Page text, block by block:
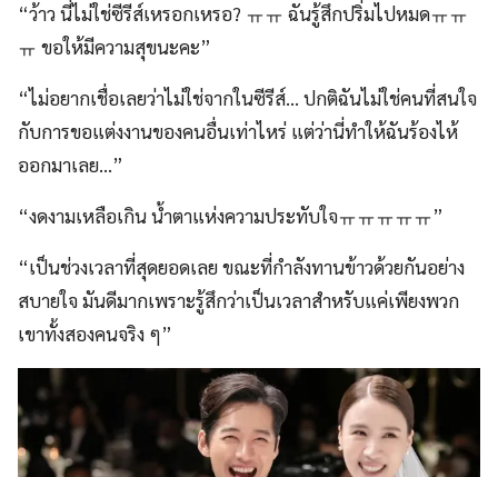
“ว้าว นี่ไม่ใช่ซีรีส์เหรอกเหรอ? ㅠㅠ ฉันรู้สึกปริ่มไปหมดㅠㅠ
ㅠ ขอให้มีความสุขนะคะ”
“ไม่อยากเชื่อเลยว่าไม่ใช่จากในซีรีส์… ปกติฉันไม่ใช่คนที่สนใจ
กับการขอแต่งงานของคนอื่นเท่าไหร่ แต่ว่านี่ทำให้ฉันร้องไห้
ออกมาเลย…”
“งดงามเหลือเกิน น้ำตาแห่งความประทับใจㅠㅠㅠㅠㅠ”
“เป็นช่วงเวลาที่สุดยอดเลย ขณะที่กำลังทานข้าวด้วยกันอย่าง
สบายใจ มันดีมากเพราะรู้สึกว่าเป็นเวลาสำหรับแค่เพียงพวก
เขาทั้งสองคนจริง ๆ”